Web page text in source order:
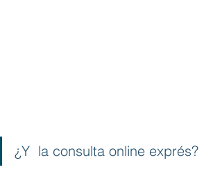
¿Y  la consulta online exprés?